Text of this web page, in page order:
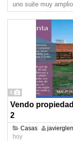
uno suite muy
4
Vendo
2
Casas javierglen
hoy